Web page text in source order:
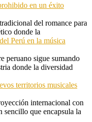
en un éxito
del romance para
donde la
Perú en la música
peruano sigue sumando
donde la diversidad
territorios musicales
internacional con
sencillo que encapsula la